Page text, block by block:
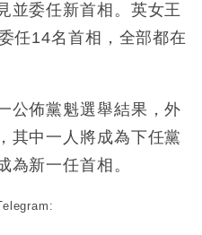
屬關稅範圍 14類產品或加徵
級會員制度 增鉑金卡級別鎖
升14個月 珠寶鐘錶銷售升勢
並委任新首相。英女王
任14名首相，全部都在
公佈黨魁選舉結果，外
其中一人將成為下任黨
為新一任首相。